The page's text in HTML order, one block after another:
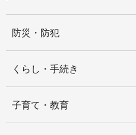
防災・防犯
くらし・手続き
子育て・教育